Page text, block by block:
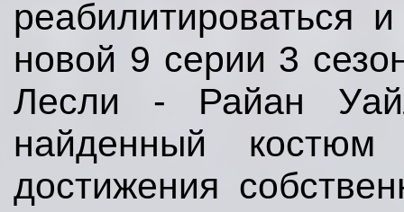
реабилитироваться
новой 9 серии 3
Лесли - Райан
найденный
достижения